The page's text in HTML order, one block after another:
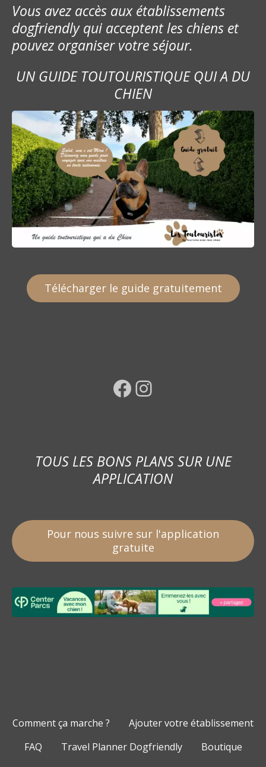
Vous avez accès aux établissements
dogfriendly qui acceptent les chiens et
pouvez organiser votre séjour.
UN GUIDE TOUTOURISTIQUE QUI A DU
CHIEN
Télécharger le guide gratuitement
Facebook Instagram
TOUS LES BONS PLANS SUR UNE
APPLICATION
Pour nous suivre sur l'application
gratuite
Comment ça marche ?
Ajouter votre établissement
FAQ
Travel Planner Dogfriendly
Boutique